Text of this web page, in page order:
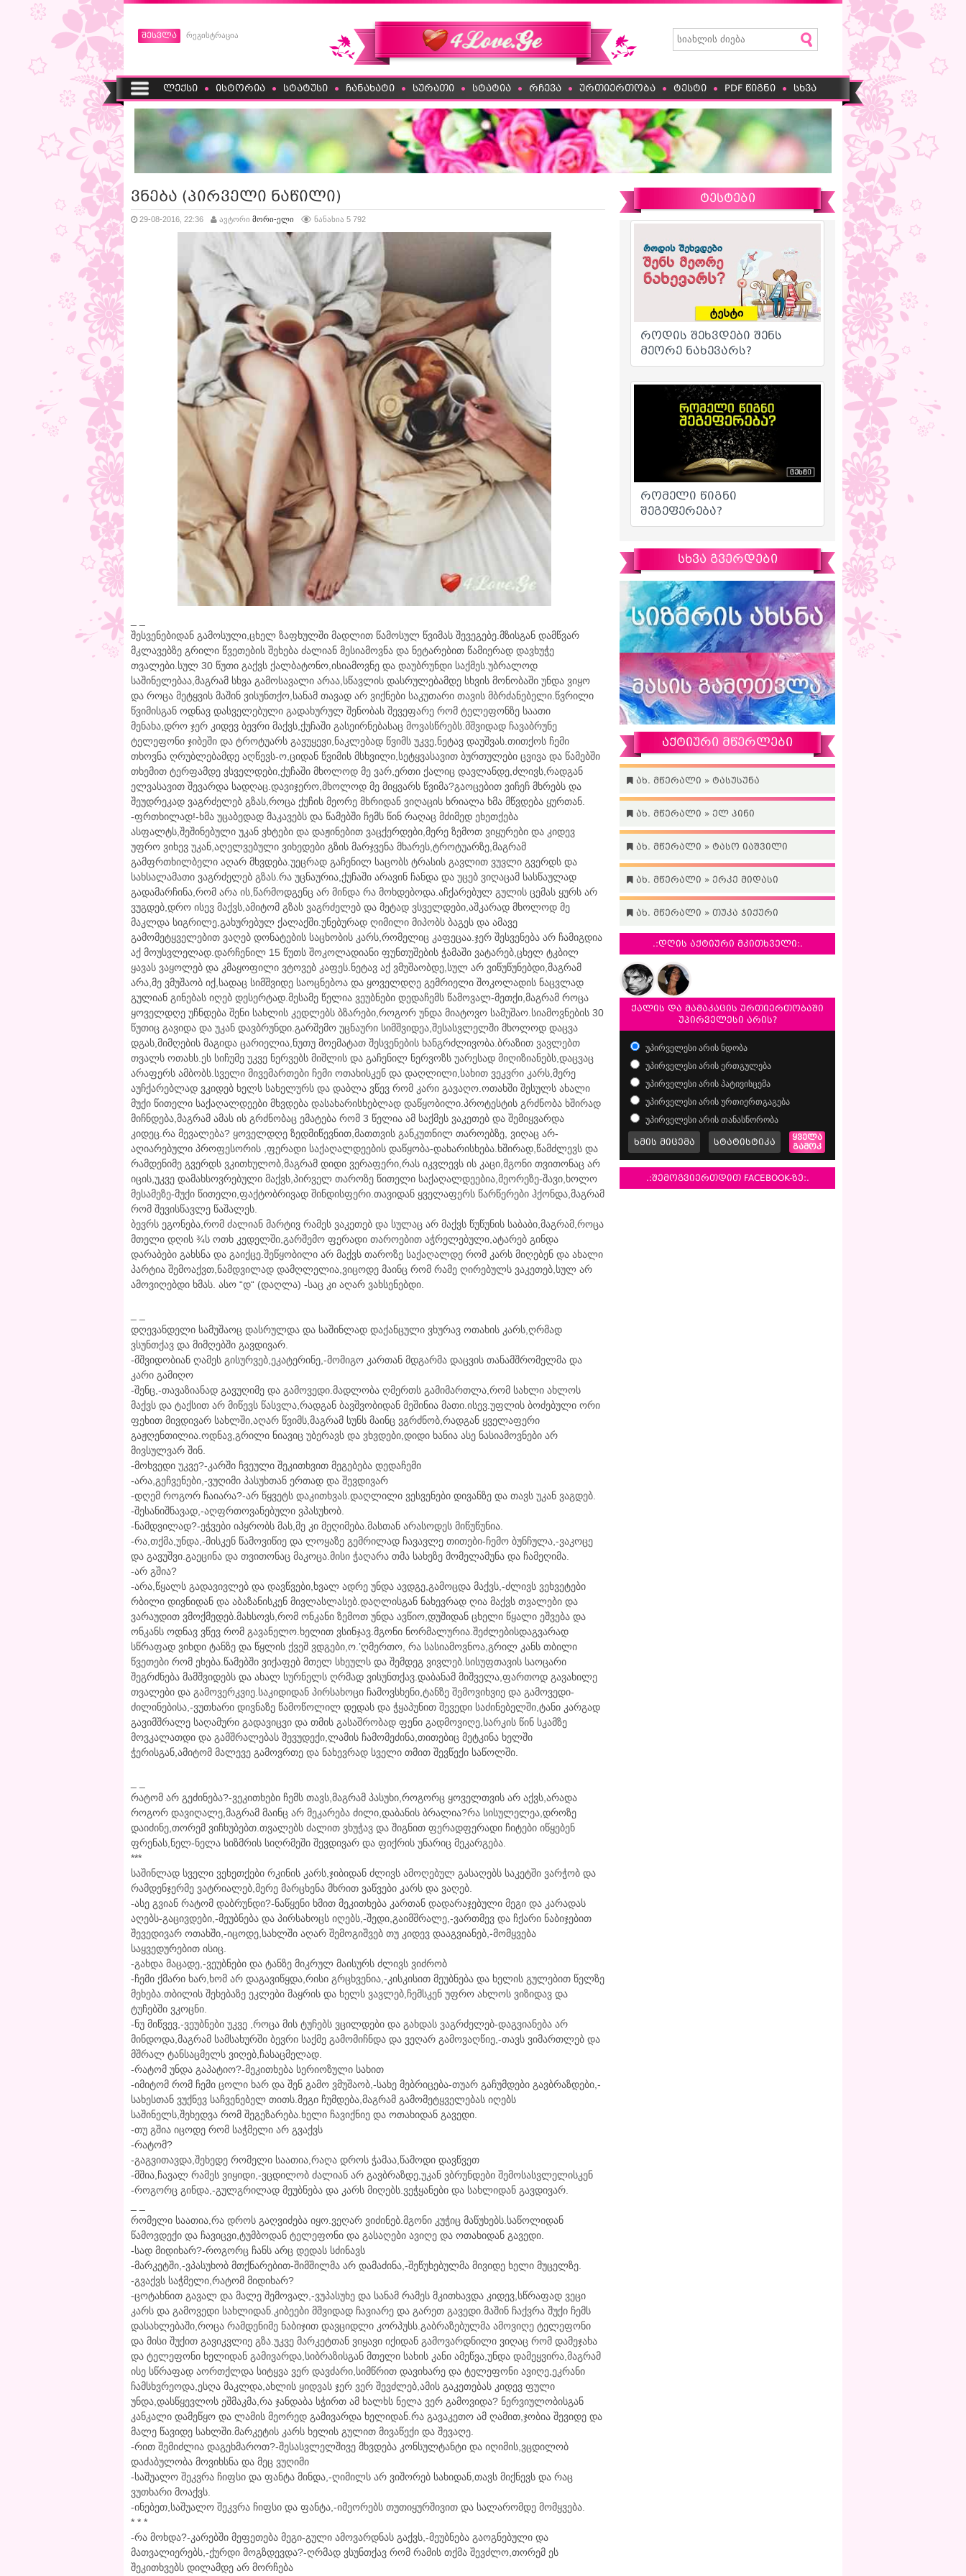
შესვლა რეგისტრაცია
ლექსი ისტორია სტატუსი ჩანახატი სურათი სტატია რჩევა ურთიერთობა ტესტი PDF წიგნი სხვა
ვნება (პირველი ნაწილი)
29-08-2016, 22:36 ავტორი მორი-ელი ნანახია 5 792
შესვენებიდან გამოსული,ცხელ ზაფხულში მადლით წამოსულ წვიმას შევეგებე.მზისგან დამწვარ
მკლავებზე გრილი წვეთების შეხება ძალიან მესიამოვნა და ნეტარებით წამიერად დავხუჭე
თვალები.სულ 30 წუთი გაქვს ქალბატონო,ისიამოვნე და დაუბრუნდი საქმეს.უბრალოდ
საშინელებაა,მაგრამ სხვა გამოსავალი არაა,სწავლის დასრულებამდე სხვის მონობაში უნდა ვიყო
და როცა მეტყვის მაშინ ვისუნთქო,სანამ თავად არ ვიქნები საკუთარი თავის მბრძანებელი.წვრილი
წვიმისგან ოდნავ დასველებული გადახურულ შენობას შევეფარე რომ ტელეფონზე საათი
მენახა,დრო ჯერ კიდევ ბევრი მაქვს,ქუჩაში გასეირნებასაც მოვასწრებს.მშვიდად ჩავაბრუნე
ტელეფონი ჯიბეში და ტროტუარს გავუყევი,ნაკლებად წვიმს უკვე,ნეტავ დაუშვას.თითქოს ჩემი
თხოვნა ღრუბლებამდე აღწევს-ო,ციდან წვიმის მსხვილი,სეტყვასავით ბურთულები ცვივა და წამებში
თხემით ტერფამდე ვსველდები,ქუჩაში მხოლოდ მე ვარ,ერთი ქალიც დავლანდე,ძლივს,რადგან
ელვასავით შევარდა სადღაც.დავიჯერო,მხოლოდ მე მიყვარს წვიმა?გაოცებით ვიჩეჩ მხრებს და
შეუდრეკად ვაგრძელებ გზას,როცა ქუჩის მეორე მხრიდან ვიღაცის ხრიალა ხმა მწვდება ყურთან.
-ფრთხილად!-ხმა უცაბედად მაკავებს და წამებში ჩემს წინ რაღაც მძიმედ ეხეთქება
ასფალტს,შეშინებული უკან ვხტები და დაჟინებით ვაცქერდები,მერე ზემოთ ვიყურები და კიდევ
უფრო ვიხევ უკან,აღელვებული ვიხედები გზის მარჯვენა მხარეს,ტროტუარზე,მაგრამ
გამფრთხილბელი აღარ მხვდება.უეცრად გაჩენილ საცობს ტრასის გავლით ვუვლი გვერდს და
სახსალამათი ვაგრძელებ გზას.რა უცნაურია,ქუჩაში არავინ ჩანდა და უცებ ვიღაცამ სასწაულად
გადამარჩინა,რომ არა ის,წარმოდგენც არ მინდა რა მოხდებოდა.აჩქარებულ გულის ცემას ყურს არ
ვუგდებ,დრო ისევ მაქვს,ამიტომ გზას ვაგრძელებ და მეტად ვსველდები,აშკარად მხოლოდ მე
მაკლდა სიგრილე,გახურებულ ქალაქში.უნებურად ღიმილი მიპობს ბაგეს და ამავე
გამომეტყველებით ვაღებ დონატების საცხობის კარს,რომელიც კაფეცაა.ჯერ შესვენება არ ჩამიგდია
აქ მოუსვლელად.დარჩენილ 15 წუთს შოკოლადიანი ფუნთუშების ჭამაში ვატარებ,ცხელ ტკბილ
ყავას ვაყოლებ და კმაყოფილი ვტოვებ კაფეს.ნეტავ აქ ვმუშაობდე,სულ არ ვიწუწუნებდი,მაგრამ
არა,მე ვმუშაობ იქ,სადაც სიმშვიდე საოცნებოა და ყოველდღე გემრიელი შოკოლადის ნაცვლად
გულიან გინებას იღებ დესერტად.მესამე წელია ვეუბნები დედაჩემს წამოვალ-მეთქი,მაგრამ როცა
ყოველდღე უჩნდება შენი სახლის კედლებს ბზარები,როგორ უნდა მიატოვო სამუშაო.სიამოვნების 30
წუთიც გავიდა და უკან დავბრუნდი.გარშემო უცნაური სიმშვიდეა,შესასვლელში მხოლოდ დაცვა
დგას,მიმღების მაგიდა ცარიელია,ნუთუ მოემატათ შესვენების ხანგრძლივობა.ბრაზით ვავლებთ
თვალს ოთახს.ეს სიჩუმე უკვე ნერვებს მიშლის და გაჩენილ ნერვოზს უარესად მიღიზიანებს,დაცვაც
არაფერს ამბობს.სველი მივემართები ჩემი ოთახისკენ და დაღლილი,სახით ვეკვრი კარს,მერე
აუჩქარებლად ვკიდებ ხელს სახელურს და დაბლა ვწევ რომ კარი გავაღო.ოთახში შესულს ახალი
მუქი წითელი საქაღალდეები მხვდება დასახარისხებლად დაწყობილი.პროტესტის გრძნობა ხშირად
მიჩნდება,მაგრამ ამას ის გრძნობაც ემატება რომ 3 წელია ამ საქმეს ვაკეთებ და შემიყვარდა
კიდეც.რა მევალება? ყოველდღე ზედმიწევნით,მათთვის განკუთნილ თაროებზე, ვიღაც არ-
აღიარებული პროფესორის ,ფერადი საქაღალდეების დაწყობა-დახარისხება.ხშირად,წამძლევს და
რამდენიმე გვერდს ვკითხულობ,მაგრამ დიდი ვერაფერი,რას იკვლევს ის კაცი,მგონი თვითონაც არ
იცის,უკვე დამახსოვრებული მაქვს,პირველ თაროზე წითელი საქაღალდეებია,მეორეზე-შავი,ხოლო
მესამეზე-მუქი წითელი,ფაქტობრივად შინდისფერი.თავიდან ყველაფერს წარწერები ჰქონდა,მაგრამ
რომ შევისწავლე წაშალეს.
ბევრს ეგონება,რომ ძალიან მარტივ რამეს ვაკეთებ და სულაც არ მაქვს წუწუნის საბაბი,მაგრამ,როცა
მთელი დღის ¾ს ოთხ კედელში,გარშემო ფერადი თაროებით აჭრელებული,ატარებ გინდა
დარაბები გახსნა და გაიქცე.შეწყობილი არ მაქვს თაროზე საქაღალდე რომ კარს მიღებენ და ახალი
პარტია შემოაქვთ,ნამდვილად დამღლელია,ვიცოდე მაინც რომ რამე ღირებულს ვაკეთებ,სულ არ
ამოვიღებდი ხმას. ასო “დ“ (დაღლა) -საც კი აღარ ვახსენებდი.
დღევანდელი სამუშაოც დასრულდა და საშინლად დაქანცული ვხურავ ოთახის კარს,ღრმად
ვსუნთქავ და მიმღებში გავდივარ.
-მშვიდობიან ღამეს გისურვებ,ეკატერინე,-მომიგო კართან მდგარმა დაცვის თანამშრომელმა და
კარი გამიღო
-შენც,-თავაზიანად გავუღიმე და გამოვედი.მადლობა ღმერთს გამიმართლა,რომ სახლი ახლოს
მაქვს და ტაქსით არ მიწევს წასვლა,რადგან ბავშვობიდან მეშინია მათი.ისევ.უფლის ბოძებული ორი
ფეხით მივდივარ სახლში,აღარ წვიმს,მაგრამ სუნს მაინც ვგრძნობ,რადგან ყველაფერი
გაჟღენთილია.ოდნავ,გრილი ნიავიც უბერავს და ვხვდები,დიდი ხანია ასე ნასიამოვნები არ
მივსულვარ შინ.
-მოხვედი უკვე?-კარში ჩვეული შეკითხვით მეგებება დედაჩემი
-არა,გეჩვენები,-ვუღიმი პასუხთან ერთად და შევდივარ
-დღემ როგორ ჩაიარა?-არ წყვეტს დაკითხვას.დაღლილი ვესვენები დივანზე და თავს უკან ვაგდებ.
-შესანიშნავად,-აღფრთოვანებული ვპასუხობ.
-ნამდვილად?-ეჭვები იპყრობს მას,მე კი მეღიმება.მასთან არასოდეს მიწუწუნია.
-რა,თქმა,უნდა,-მისკენ წამოვიწიე და ლოყაზე გემრილად ჩავავლე თითები-ჩემო ბუნჩულა,-ვაკოცე
და გავუშვი.გაეცინა და თვითონაც მაკოცა.მისი ჭაღარა თმა სახეზე მომელამუნა და ჩამეღიმა.
-არ გშია?
-არა,წყალს გადავივლებ და დავწვები,ხვალ ადრე უნდა ავდგე,გამოცდა მაქვს,-ძლივს ვეხვეტები
რბილი დივნიდან და აბაზანისკენ მივლასლასებ.დაღლისგან ნახევრად ღია მაქვს თვალები და
ვარაუდით ვმოქმედებ.მახსოვს,რომ ონკანი ზემოთ უნდა ავწიო,დუშიდან ცხელი წყალი ეშვება და
ონკანს ოდნავ ვწევ რომ გავანელო.ხელით ვსინჯავ.მგონი ნორმალურია.შეძლებისდაგვარად
სწრაფად ვიხდი ტანზე და წყლის ქვეშ ვდგები,ო.’ღმერთო, რა სასიამოვნოა,გრილ კანს თბილი
წვეთები რომ ეხება.წამებში ვიქაფებ მთელ სხეულს და შემდეგ ვივლებ.სისუფთავის საოცარი
შეგრძნება მამშვიდებს და ახალ სურნელს ღრმად ვისუნთქავ.დაბანამ მიშველა,ფართოდ გავახილე
თვალები და გამოვერკვიე.საკიდიდან პირსახოცი ჩამოვსხენი,ტანზე შემოვიხვიე და გამოვედი-
ძილინებისა,-ვუთხარი დივნაზე წამოწოლილ დედას და ჭყაპუნით შევედი საძინებელში,ტანი კარგად
გავიმშრალე საღამური გადავიცვი და თმის გასაშრობად ფენი გადმოვიღე,სარკის წინ სკამზე
მოვკალათდი და გამშრალებას შევუდექი,ლამის ჩამომეძინა,თითებიც მეტკინა ხელში
ჭერისგან,ამიტომ მალევე გამოვრთე და ნახევრად სველი თმით შევწექი საწოლში.
რატომ არ გეძინება?-ვეკითხები ჩემს თავს,მაგრამ პასუხი,როგორც ყოველთვის არ აქვს,არადა
როგორ დავიღალე,მაგრამ მაინც არ მეკარება ძილი,დაბანის ბრალია?რა სისულელეა,დროზე
დაიძინე,თორემ ვიჩხუბებთ.თვალებს ძალით ვხუჭავ და შიგნით ფერადფერადი ჩიტები იწყებენ
ფრენას,ნელ-ნელა სიზმრის სიღრმეში შევდივარ და ფიქრის უნარიც მეკარგება.
***
საშინლად სველი ვეხეთქები რკინის კარს,ჯიბიდან ძლივს ამოღებულ გასაღებს საკეტში ვარჭობ და
რამდენჯერმე ვატრიალებ,მერე მარცხენა მხრით ვაწვები კარს და ვაღებ.
-ასე გვიან რატომ დაბრუნდი?-ნაწყენი ხმით მეკითხება კართან დადარაჯებული მეგი და კარადას
აღებს-გაცივდები,-მეუბნება და პირსახოცს იღებს,-შედი,გაიმშრალე,-ვართმევ და ჩქარი ნაბიჯებით
შევედივარ ოთახში,-იცოდე,სახლში აღარ შემოგიშვებ თუ კიდევ დააგვიანებ,-მომყვება
საყვედურებით ისიც.
-გახდა მაცადე,-ვეუბნები და ტანზე მიკრულ მაისურს ძლივს ვიძრობ
-ჩემი ქმარი ხარ,ხომ არ დაგავიწყდა,რისი გრცხვენია,-კისკისით მეუბნება და ხელის გულებით წელზე
მეხება.თბილის შეხებაზე ეკლები მაყრის და ხელს ვავლებ,ჩემსკენ უფრო ახლოს ვიზიდავ და
ტუჩებში ვკოცნი.
-ნუ მიწვევ,-ვეუბნები უკვე ,როცა მის ტუჩებს ვცილდები და გახდას ვაგრძელებ-დაგვიანება არ
მინდოდა,მაგრამ სამსახურში ბევრი საქმე გამომიჩნდა და ვეღარ გამოვაღწიე,-თავს ვიმართლებ და
მშრალ ტანსაცმელს ვიღებ,ჩასაცმელად.
-რატომ უნდა გაპატიო?-მეკითხება სერიოზული სახით
-იმიტომ რომ ჩემი ცოლი ხარ და შენ გამო ვმუშაობ,-სახე მებრიცება-თუარ გაჩუმდები გავბრაზდები,-
სახესთან ვუქნევ საჩვენებელ თითს.მეგი ჩუმდება,მაგრამ გამომეტყველებას იღებს
საშინელს,შეხედვა რომ შეგეზარება.ხელი ჩავიქნიე და ოთახიდან გავედი.
-თუ გშია იცოდე რომ საჭმელი არ გვაქვს
-რატომ?
-გაგვითავდა,შეხედე რომელი საათია,რაღა დროს ჭამაა,წამოდი დავწვეთ
-მშია,ჩავალ რამეს ვიყიდი,-ვცდილობ ძალიან არ გავბრაზდე,უკან ვბრუნდები შემოსასვლელისკენ
-როგორც გინდა,-გულგრილად მეუბნება და კარს მიღებს.ვეჭყანები და სახლიდან გავდივარ.
რომელი საათია,რა დროს გაღვიძება იყო.ვეღარ ვიძინებ.მგონი კუჭიც მაწუხებს.საწოლიდან
წამოვდექი და ჩავიცვი,ტუმბოდან ტელეფონი და გასაღები ავიღე და ოთახიდან გავედი.
-სად მიდიხარ?-როგორც ჩანს არც დედას სძინავს
-მარკეტში,-ვპასუხობ მთქნარებით-შიმშილმა არ დამაძინა,-შეწუხებულმა მივიდე ხელი მუცელზე.
-გვაქვს საჭმელი,რატომ მიდიხარ?
-ცოტახნით გავალ და მალე შემოვალ,-ვუპასუხე და სანამ რამეს მკითხავდა კიდევ,სწრაფად ვეცი
კარს და გამოვედი სახლიდან.კიბეები მშვიდად ჩავიარე და გარეთ გავედი.მაშინ ჩაქვრა შუქი ჩემს
დასახლებაში,როცა რამდენიმე ნაბიჯით დავციდლი კორპუსს.გაბრაზებულმა ამოვიღე ტელეფონი
და მისი შუქით გავიკვლიე გზა.უკვე მარკეტთან ვიყავი იქიდან გამოვარდნილი ვიღაც რომ დამეჯახა
და ტელეფონი ხელიდან გამივარდა,სიბრაზისგან მთელი სახის კანი ამეწვა,უნდა დამეყვირა,მაგრამ
ისე სწრაფად აორთქლდა სიტყვა ვერ დავძარი,სიმწრით დავიხარე და ტელეფონი ავიღე,ეკრანი
ჩამსხვრეოდა,ესღა მაკლდა,ახლის ყიდვას ჯერ ვერ შევძლებ,ამის გაკეთებას კიდევ ფული
უნდა,დასწყევლოს ეშმაკმა,რა ჯანდაბა სჭირთ ამ ხალხს ნელა ვერ გამოვიდა? ნერვიულობისგან
კანკალი დამეწყო და ლამის მეორედ გამივარდა ხელიდან.რა გავაკეთო ამ ღამით,ჯობია შევიდე და
მალე წავიდე სახლში.მარკეტის კარს ხელის გულით მივაწექი და შევაღე.
-რით შემიძლია დაგეხმაროთ?-შესასვლელშივე მხვდება კონსულტანტი და იღიმის,ვცდილობ
დაძაბულობა მოვიხსნა და მეც ვუღიმი
-საშუალო შეკვრა ჩიფსი და ფანტა მინდა,-ღიმილს არ ვიშორებ სახიდან,თავს მიქნევს და რაც
ვუთხარი მოაქვს.
-ინებეთ,საშუალო შეკვრა ჩიფსი და ფანტა,-იმეორებს თუთიყურშივით და სალარომდე მომყვება.
* * *
-რა მოხდა?-კარებში მეფეთება მეგი-გული ამოვარდნას გაქვს,-მეუბნება გაოგნებული და
მათვალიერებს,-ქურდი მოგზდევდა?-ღრმად ვსუნთქავ რომ რამის თქმა შევძლო,თორემ ეს
შეკითხვებს დილამდე არ მორჩება
ტესტები
სხვა გვერდები
აქტიური მწერლები
ახ. მწერალი » ტასუსუნა
ახ. მწერალი » ელ პინი
ახ. მწერალი » ტასო იაშვილი
ახ. მწერალი » ერკე მიდასი
ახ. მწერალი » თუკა ჯიქური
.:დღის აქტიური მკითხველი:.
ქალის და მამაკაცის ურთიერთობაში
უპირველესი არის?
უპირველესი არის ნდობა
უპირველესი არის ერთგულება
უპირველესი არის პატივისცემა
უპირველესი არის ურთიერთგაგება
უპირველესი არის თანასწორობა
ხმის მიცემა სტატისტიკა
ყველა
გამოკ
.:შემოგვიერთდით FACEBOOK-ზე:.